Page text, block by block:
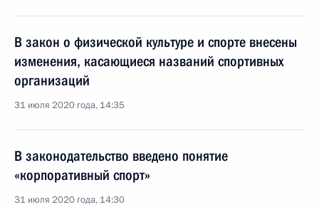
В закон о физической культуре и спорте внесены
изменения, касающиеся названий спортивных
организаций
31 июля 2020 года, 14:35
В законодательство введено понятие
«корпоративный спорт»
31 июля 2020 года, 14:30